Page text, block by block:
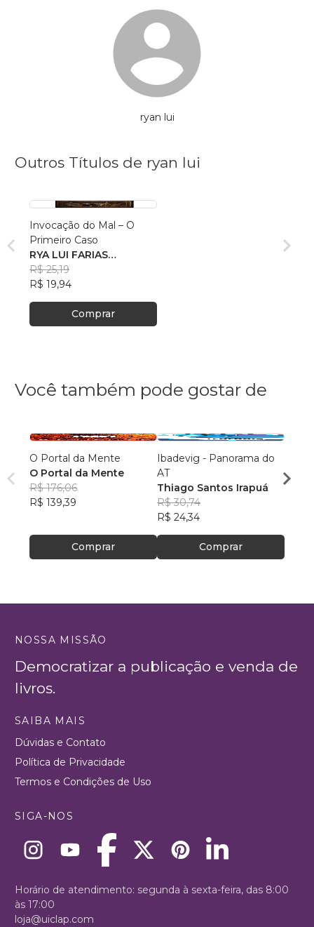
ryan lui
Outros Títulos de ryan lui
Invocação do Mal – O
Primeiro Caso
RYA LUI FARIAS
FERREIRA
R$ 25,19
R$ 19,94
Comprar
Você também pode gostar de
O Portal da Mente
O Portal da Mente
R$ 176,06
R$ 139,39
Comprar
Ibadevig - Panorama do
AT
Thiago Santos Irapuá
R$ 30,74
R$ 24,34
Comprar
R$
NOSSA MISSÃO
Democratizar a publicação e venda de
livros.
SAIBA MAIS
Dúvidas e Contato
Política de Privacidade
Termos e Condições de Uso
SIGA-NOS
Horário de atendimento: segunda à sexta-feira, das 8:00
às 17:00
loja@uiclap.com